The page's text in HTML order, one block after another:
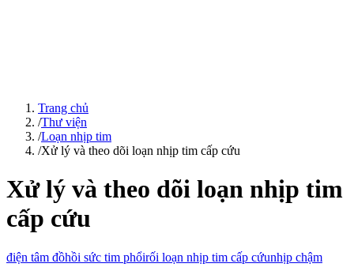
Trang chủ
/Thư viện
/Loạn nhịp tim
/Xử lý và theo dõi loạn nhịp tim cấp cứu
Xử lý và theo dõi loạn nhịp tim
cấp cứu
điện tâm đồhồi sức tim phổirối loạn nhịp tim cấp cứunhịp chậm